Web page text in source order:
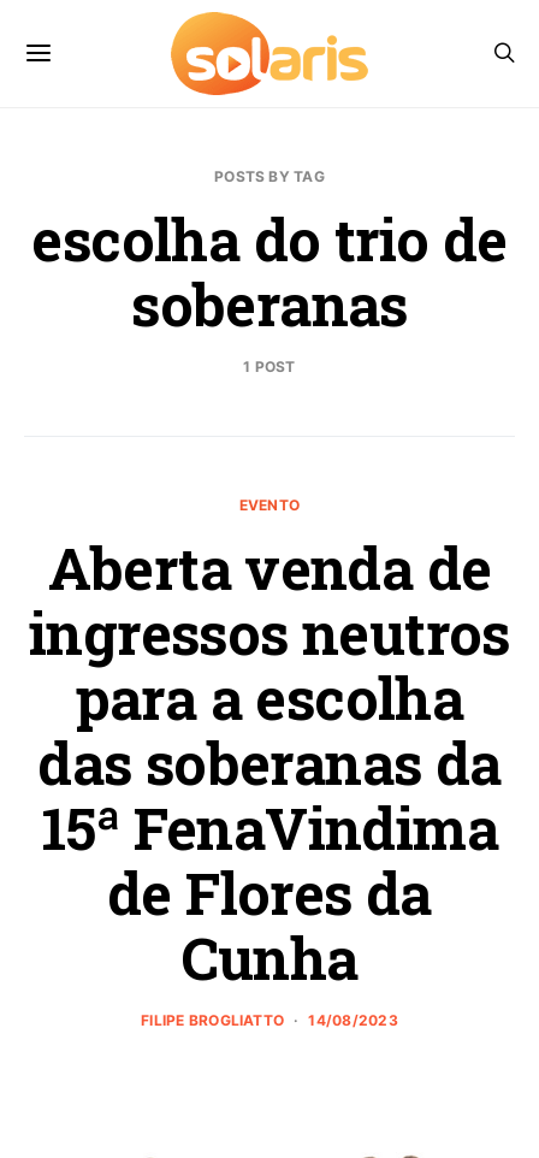
POSTS BY TAG
escolha do trio de
soberanas
1 POST
EVENTO
Aberta venda de
ingressos neutros
para a escolha
das soberanas da
15ª FenaVindima
de Flores da
Cunha
FILIPE BROGLIATTO 14/08/2023